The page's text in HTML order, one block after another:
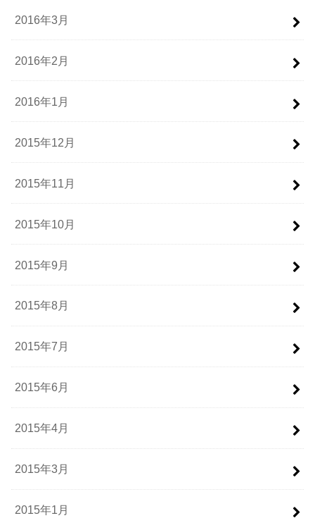
2016年3月
2016年2月
2016年1月
2015年12月
2015年11月
2015年10月
2015年9月
2015年8月
2015年7月
2015年6月
2015年4月
2015年3月
2015年1月